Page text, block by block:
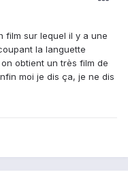
film sur lequel il y a une
la languette
obtient un très film de
moi je dis ça, je ne dis